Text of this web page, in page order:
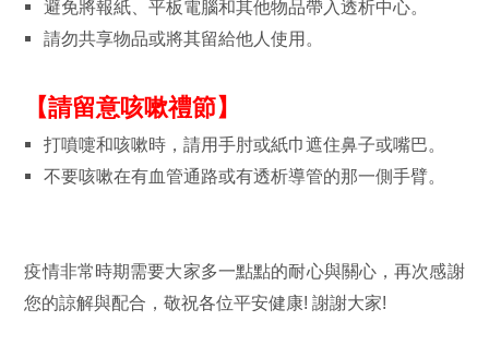
避免將報紙、平板電腦和其他物品帶入透析中心。
請勿共享物品或將其留給他人使用。
【請留意咳嗽禮節】
打噴嚏和咳嗽時，請用手肘或紙巾遮住鼻子或嘴巴。
不要咳嗽在有血管通路或有透析導管的那一側手臂。
疫情非常時期需要大家多一點點的耐心與關心，再次感謝
您的諒解與配合，敬祝各位平安健康! 謝謝大家!